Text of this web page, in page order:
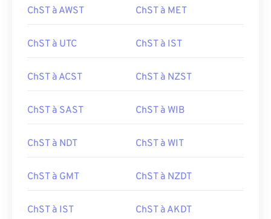
ChST à AWST ChST à MET
ChST à UTC ChST à IST
ChST à ACST ChST à NZST
ChST à SAST ChST à WIB
ChST à NDT ChST à WIT
ChST à GMT ChST à NZDT
ChST à IST ChST à AKDT